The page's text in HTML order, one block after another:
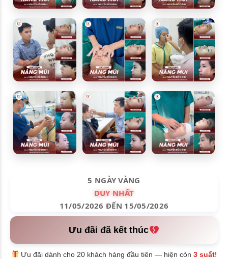
5 NGÀY VÀNG
DUY NHẤT
11/05/2026 ĐẾN 15/05/2026
Ưu đãi đã kết thúc
Ưu đãi dành cho 20 khách hàng đầu tiên — hiện còn3 suất!